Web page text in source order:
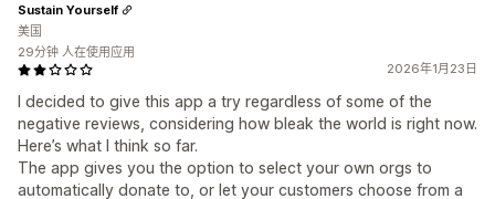
2026年1月23日
I decided to give this app a try regardless of some of the
negative reviews, considering how bleak the world is right now.
Here’s what I think so far.
The app gives you the option to select your own orgs to
automatically donate to, or let your customers choose from a
Sustain Yourself
美国
29分钟 人在使用应用